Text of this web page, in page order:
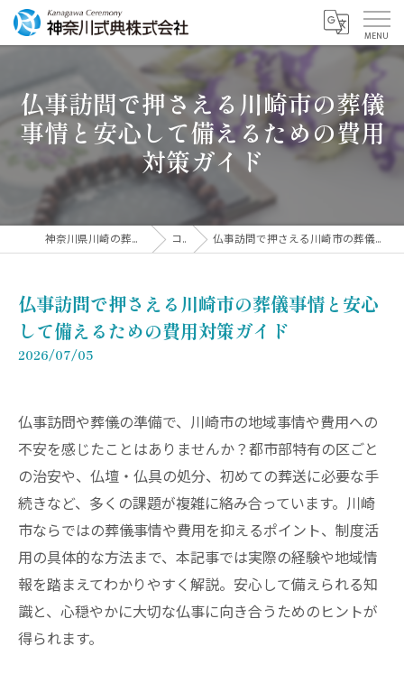
仏事訪問で押さえる川崎市の葬儀
事情と安心して備えるための費用
対策ガイド
神奈川県川崎の葬儀なら神奈川式典株式会社 コラム 仏事訪問で押さえる川崎市の葬儀事情と安心して備えるための費用対策ガイド
仏事訪問で押さえる川崎市の葬儀事情と安心
して備えるための費用対策ガイド
2026/07/05
仏事訪問や葬儀の準備で、川崎市の地域事情や費用への
不安を感じたことはありませんか？都市部特有の区ごと
の治安や、仏壇・仏具の処分、初めての葬送に必要な手
続きなど、多くの課題が複雑に絡み合っています。川崎
市ならではの葬儀事情や費用を抑えるポイント、制度活
用の具体的な方法まで、本記事では実際の経験や地域情
報を踏まえてわかりやすく解説。安心して備えられる知
識と、心穏やかに大切な仏事に向き合うためのヒントが
得られます。